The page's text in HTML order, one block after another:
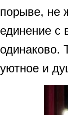
порыве, не
единение
одинаково.
уютное и